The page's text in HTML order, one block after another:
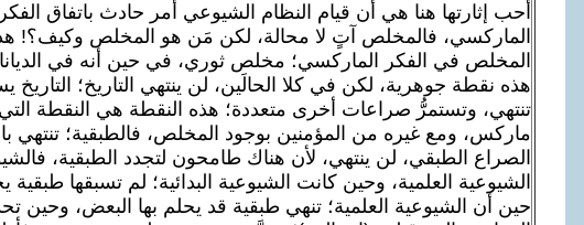
أحب إثارتها هنا هي أن قيام النظام الشيوعي أمر حادث باتفاق الفكر
الماركسي، فالمخلص آتٍ لا محالة، لكن مَن هو المخلص وكيف؟!
المخلص في الفكر الماركسي؛ مخلص ثوري، في حين أنه في
هذه نقطة جوهرية، لكن في كلا الحالَين، لن ينتهي التاريخ؛ التاريخ
تنتهي، وتستمرُّ صراعات أخرى متعددة؛ هذه النقطة هي النقطة
ماركس، ومع غيره من المؤمنين بوجود المخلص، فالطبقية؛ تنتهي
الصراع الطبقي، لن ينتهي، لأن هناك طامحون لتجدد الطبقية،
الشيوعية العلمية، وحين كانت الشيوعية البدائية؛ لم تسبقها طبقية
حين أن الشيوعية العلمية؛ تنهي طبقية قد يحلم بها البعض، وحين